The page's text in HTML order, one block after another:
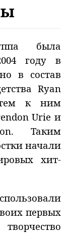
была
году в
в состав
Ryan
к ним
Urie и
Таким
начали
хит-
первых